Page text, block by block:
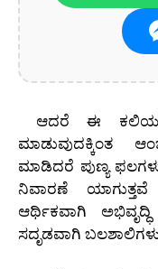
ಆದರೆ ಈ
ಮಾಡುವುದಕ್ಕಿಂತ
ಮಾಡಿದರೆ ಪುಣ್ಯ
ನಿವಾರಣೆ ಯಾಗುತ್ತವೆ
ಆರ್ಥಿಕವಾಗಿ ಅಭಿವೃದ್ಧಿ
ಸದೃಡವಾಗಿ